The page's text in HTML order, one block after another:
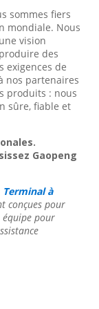
sommes fiers
mondiale. Nous
vision
des
exigences de
nos partenaires
produits : nous
sûre, fiable et
Gaopeng
Terminal à
conçues pour
pour